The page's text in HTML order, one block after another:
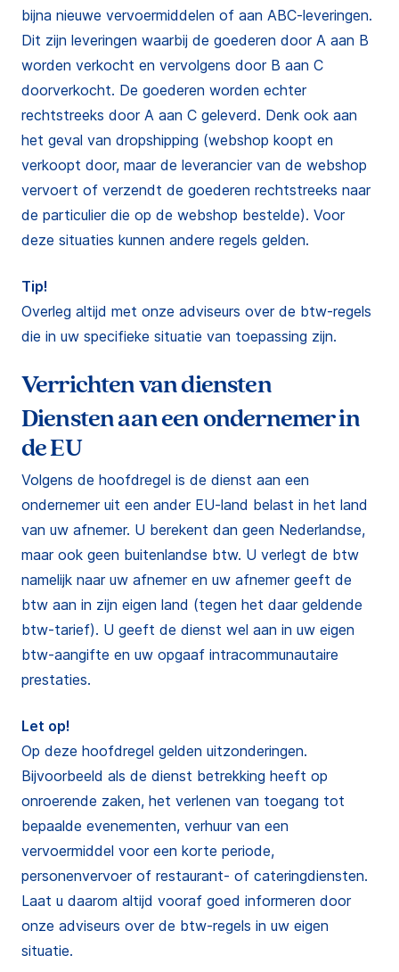
bijna nieuwe vervoermiddelen of aan ABC-leveringen.
Dit zijn leveringen waarbij de goederen door A aan B
worden verkocht en vervolgens door B aan C
doorverkocht. De goederen worden echter
rechtstreeks door A aan C geleverd. Denk ook aan
het geval van dropshipping (webshop koopt en
verkoopt door, maar de leverancier van de webshop
vervoert of verzendt de goederen rechtstreeks naar
de particulier die op de webshop bestelde). Voor
deze situaties kunnen andere regels gelden.
Tip!
Overleg altijd met onze adviseurs over de btw-regels
die in uw specifieke situatie van toepassing zijn.
Verrichten van diensten
Diensten aan een ondernemer in
de EU
Volgens de hoofdregel is de dienst aan een
ondernemer uit een ander EU-land belast in het land
van uw afnemer. U berekent dan geen Nederlandse,
maar ook geen buitenlandse btw. U verlegt de btw
namelijk naar uw afnemer en uw afnemer geeft de
btw aan in zijn eigen land (tegen het daar geldende
btw-tarief). U geeft de dienst wel aan in uw eigen
btw-aangifte en uw opgaaf intracommunautaire
prestaties.
Let op!
Op deze hoofdregel gelden uitzonderingen.
Bijvoorbeeld als de dienst betrekking heeft op
onroerende zaken, het verlenen van toegang tot
bepaalde evenementen, verhuur van een
vervoermiddel voor een korte periode,
personenvervoer of restaurant- of cateringdiensten.
Laat u daarom altijd vooraf goed informeren door
onze adviseurs over de btw-regels in uw eigen
situatie.